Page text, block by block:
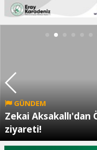
GÜNDEM
Zekai
ziyareti!